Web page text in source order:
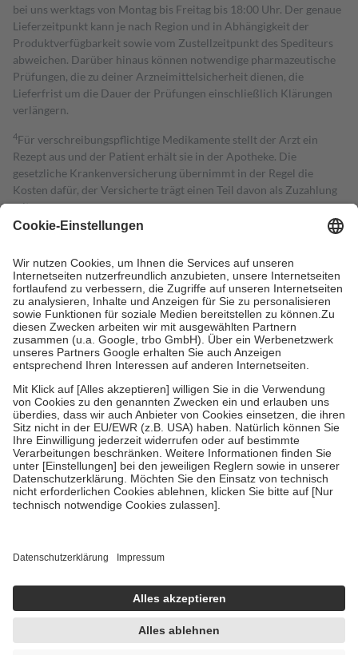
bei uns werktags von Montag bis Freitag bis 18:00 Uhr. Der genaue
Lieferzeitpunkt kann je nach Region und in Abhängigkeit der
Produktverfügbarkeit sowie vom Zustellzeitpunkt des Spediteurs
abweichen. Darüber hinaus können notwendige pharmazeutische
Prüfungen, die zu deiner Arzneimittelsicherheit dienen, die
Lieferfrist um die Dauer der Prüfungen einschließlich Klärungen
verlängern.
4Für verschreibungspflichtige Medikamente stellt der Arzt ein
Rezept aus und der Patient erhält sie in der Apotheke. Die
gesetzliche Krankenversicherung übernimmt in der Regel die
Kosten dafür, der Versicherte trägt einen Teil davon als Zuzahlung
mit.
Grundsätzlich leisten Mitglieder Zuzahlungen in Höhe von zehn
höchstens zehn Euro.
Es sind jedoch nie mehr als die tatsächlichen
Kosten der Leistung zu entrichten.
Diese Regeln gelten grundsätzlich auch für Online-Apotheken.
Bei Heilmitteln und häuslicher Krankenpflege beträgt die
Zuzahlung zehn Prozent der Kosten sowie zehn Euro je
Verordnung.
Um das Engagement der Versicherten für ihre eigene Gesundheit zu
stärken und die besondere Stellung der Familie zu unterstützen,
fallenkeine Zuzahlungenan bei:
• Kindern und Jugendlichen bis zum vollendeten 18. Lebensjahr
mit Ausnahme der Fahrkosten
• Untersuchungen zur Vorsorge und Früherkennung, die von der
GKV getragen werden
• empfohlenen Schutzimpfungen
• Harn- und Blutteststreifen
getroffen, um sicherzustellen, dass es sich um echte Bewertungen
https://help.etrusted.com/hc/de/articles/4419944605341
Einige Bilder und Inhalte wurden unter Zuhilfenahme künstlicher